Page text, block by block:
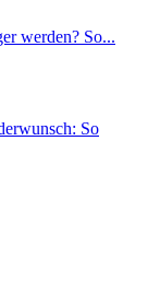
wer­den? So...
So